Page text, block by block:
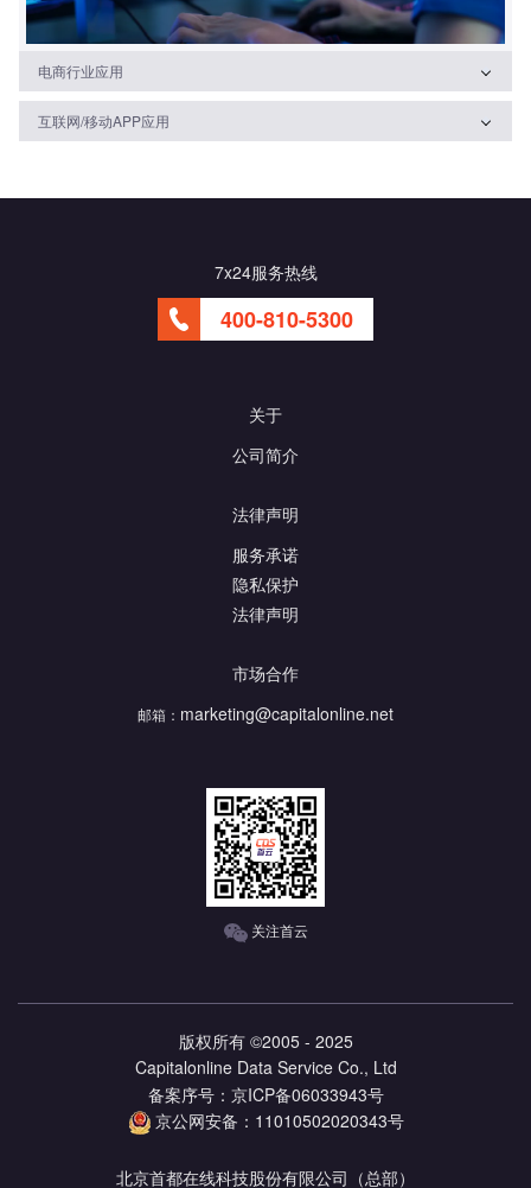
电商行业应用
互联网/移动APP应用
7x24服务热线
400-810-5300
关于
公司简介
法律声明
服务承诺
隐私保护
法律声明
市场合作
邮箱： marketing@capitalonline.net
关注首云
版权所有 ©2005 - 2025
Capitalonline Data Service Co., Ltd
备案序号：京ICP备06033943号
京公网安备：11010502020343号
北京首都在线科技股份有限公司（总部）